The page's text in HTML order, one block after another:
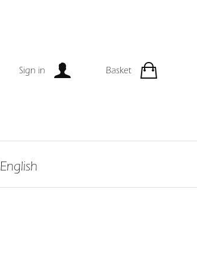
Sign in Basket
English